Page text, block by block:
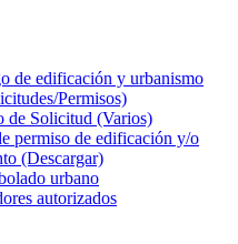
de edificación y urbanismo
Permisos)
de Solicitud (Varios)
permiso de edificación y/o
(Descargar)
urbano
autorizados